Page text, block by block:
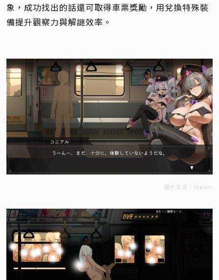
象，成功找出的話還可取得車票獎勵，用兌換特殊裝
備提升觀察力與解謎效率。
圖片來源：Steam